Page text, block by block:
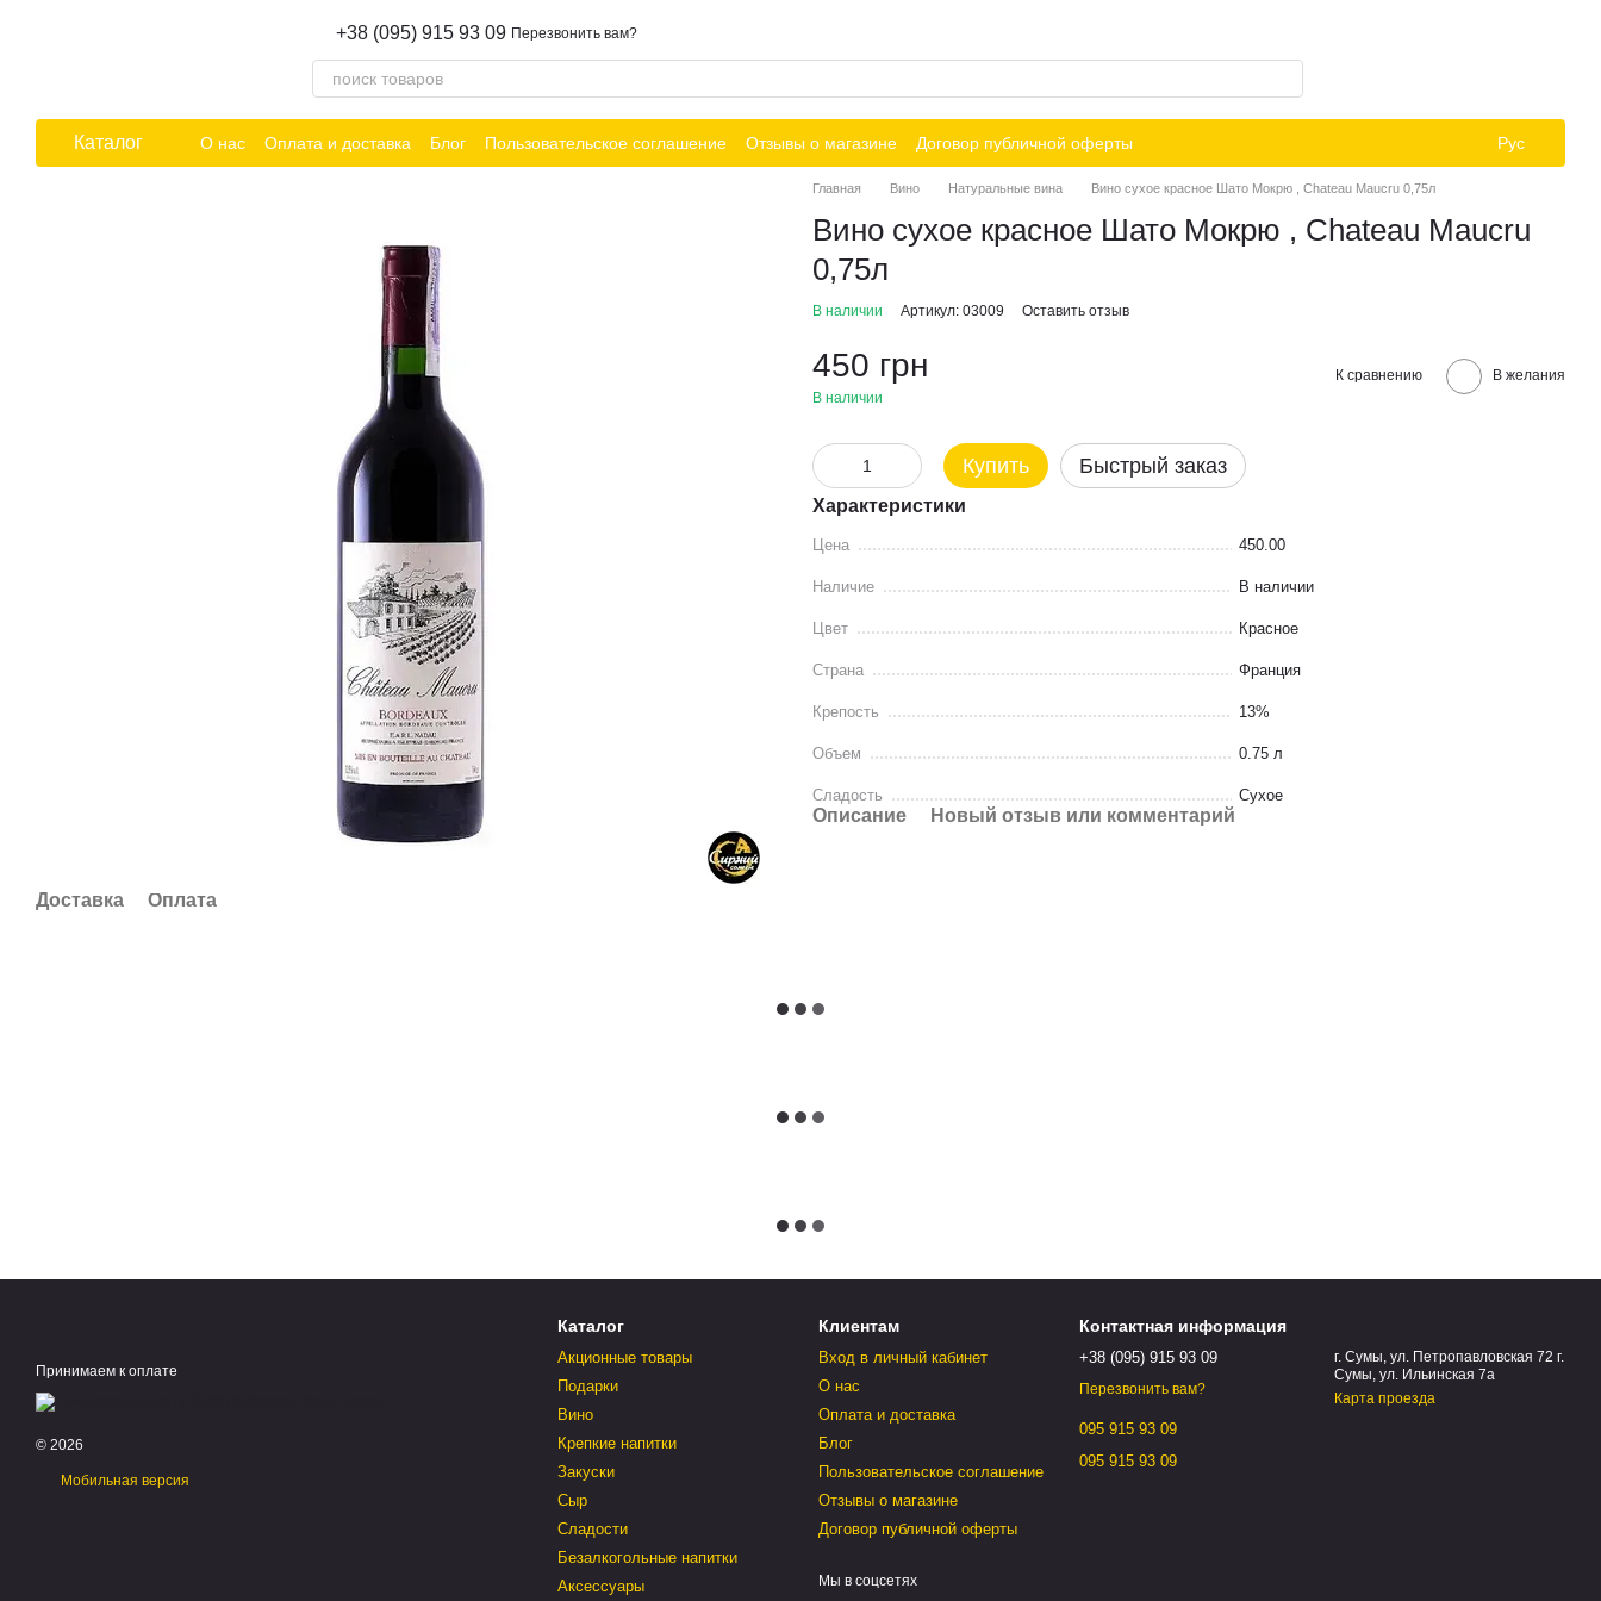
+38 (095) 915 93 09 Перезвонить вам?
Каталог О нас Оплата и доставка Блог Пользовательское соглашение Отзывы о магазине Договор публичной оферты Рус
Доставка Оплата
Главная Вино Натуральные вина Вино сухое красное Шато Мокрю , Chateau Maucru 0,75л
Вино сухое красное Шато Мокрю , Chateau Maucru
0,75л
В наличии Артикул: 03009 Оставить отзыв
450 грн
В наличии
К сравнению В желания
Купить Быстрый заказ
Характеристики
Цена 450.00
Наличие В наличии
Цвет Красное
Страна Франция
Крепость 13%
Объем 0.75 л
Сладость Сухое
Описание Новый отзыв или комментарий
Принимаем к оплате
© 2026
Мобильная версия
Каталог
Акционные товары
Подарки
Вино
Крепкие напитки
Закуски
Сыр
Сладости
Безалкогольные напитки
Аксессуары
Клиентам
Вход в личный кабинет
О нас
Оплата и доставка
Блог
Пользовательское соглашение
Отзывы о магазине
Договор публичной оферты
Мы в соцсетях
Контактная информация
+38 (095) 915 93 09
Перезвонить вам?
095 915 93 09
095 915 93 09
г. Сумы, ул. Петропавловская 72 г.
Сумы, ул. Ильинская 7а
Карта проезда